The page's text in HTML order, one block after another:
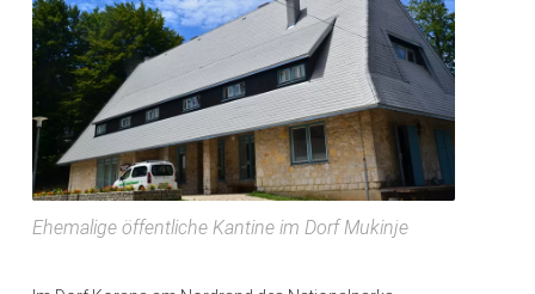
Ehemalige öffentliche Kantine im Dorf Mukinje